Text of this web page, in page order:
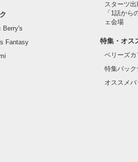
作品を読む
Berry's
Fantasy
スターツ
「1話から
ェ会場
特集・オス
ベリーズ
特集バッ
オススメ